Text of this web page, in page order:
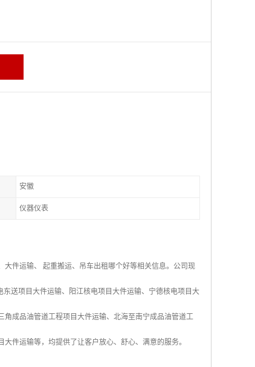
安徽
仪器仪表
件运输、 起重搬运、吊车出租哪个好等相关信息。公司现
送项目大件运输、阳江核电项目大件运输、宁德核电项目大
成品油管道工程项目大件运输、北海至南宁成品油管道工
件运输等，均提供了让客户放心、舒心、满意的服务。